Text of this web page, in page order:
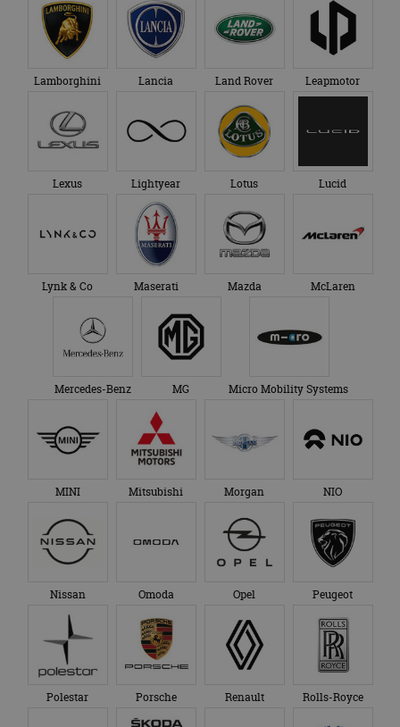
Lamborghini Lancia Land Rover Leapmotor
Lexus Lightyear Lotus Lucid
Lynk & Co Maserati Mazda McLaren
Mercedes-Benz MG Micro Mobility Systems
MINI Mitsubishi Morgan NIO
Nissan Omoda Opel Peugeot
Polestar Porsche Renault Rolls-Royce